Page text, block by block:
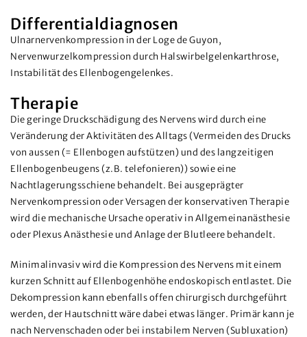
Differentialdiagnosen
Ulnarnervenkompression in der Loge de Guyon,
Nervenwurzelkompression durch Halswirbelgelenkarthrose,
Instabilität des Ellenbogengelenkes.
Therapie
Die geringe Druckschädigung des Nervens wird durch eine
Veränderung der Aktivitäten des Alltags (Vermeiden des Drucks
von aussen (= Ellenbogen aufstützen) und des langzeitigen
Ellenbogenbeugens (z.B. telefonieren)) sowie eine
Nachtlagerungsschiene behandelt. Bei ausgeprägter
Nervenkompression oder Versagen der konservativen Therapie
wird die mechanische Ursache operativ in Allgemeinanästhesie
oder Plexus Anästhesie und Anlage der Blutleere behandelt.
Minimalinvasiv wird die Kompression des Nervens mit einem
kurzen Schnitt auf Ellenbogenhöhe endoskopisch entlastet. Die
Dekompression kann ebenfalls offen chirurgisch durchgeführt
werden, der Hautschnitt wäre dabei etwas länger. Primär kann je
nach Nervenschaden oder bei instabilem Nerven (Subluxation)